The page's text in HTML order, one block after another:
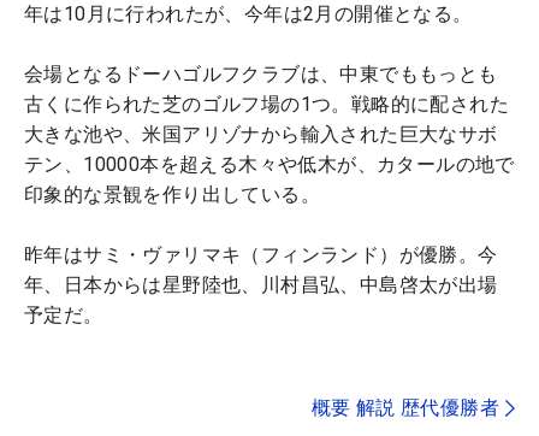
年は10月に行われたが、今年は2月の開催となる。
会場となるドーハゴルフクラブは、中東でももっとも
古くに作られた芝のゴルフ場の1つ。戦略的に配された
大きな池や、米国アリゾナから輸入された巨大なサボ
テン、10000本を超える木々や低木が、カタールの地で
印象的な景観を作り出している。
昨年はサミ・ヴァリマキ（フィンランド）が優勝。今
年、日本からは星野陸也、川村昌弘、中島啓太が出場
予定だ。
概要 解説 歴代優勝者